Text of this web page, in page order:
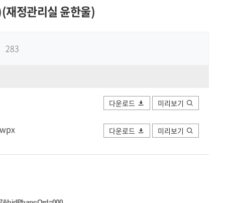
정관리실 윤한울)
283
다운로드 미리보기
다운로드 미리보기